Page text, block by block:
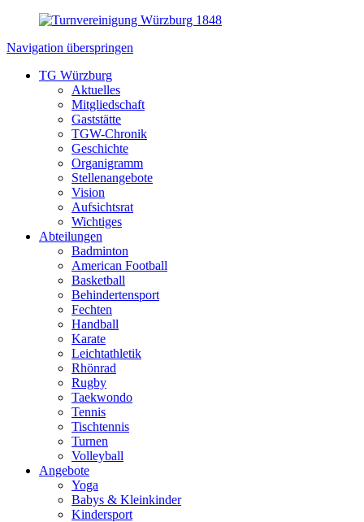
Navigation überspringen
TG Würzburg
Aktuelles
Mitgliedschaft
Gaststätte
TGW-Chronik
Geschichte
Organigramm
Stellenangebote
Vision
Aufsichtsrat
Wichtiges
Abteilungen
Badminton
American Football
Basketball
Behindertensport
Fechten
Handball
Karate
Leichtathletik
Rhönrad
Rugby
Taekwondo
Tennis
Tischtennis
Turnen
Volleyball
Angebote
Yoga
Babys & Kleinkinder
Kindersport